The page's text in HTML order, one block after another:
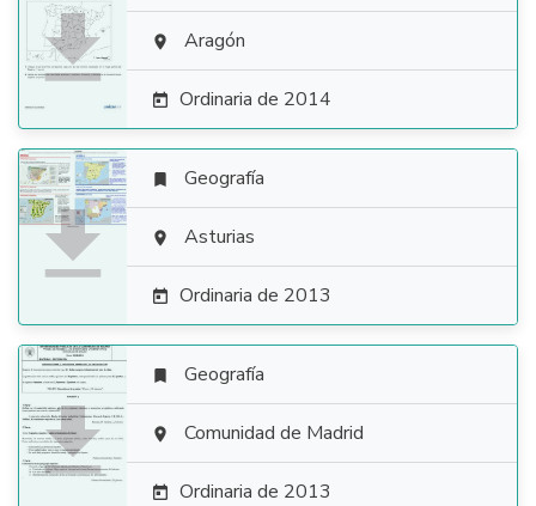
  Aragón
 Ordinaria de 2014

 Geografía
 Asturias
 Ordinaria de 2013

 Geografía
 Comunidad de Madrid
 Ordinaria de 2013